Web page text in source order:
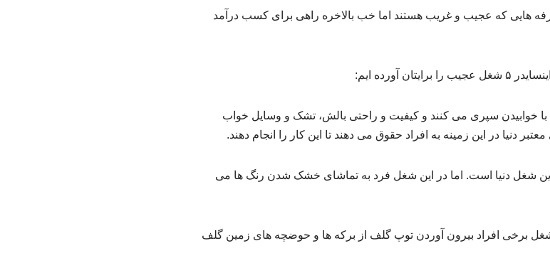
هایی که عجیب و غریب هستند اما خب بالاخره راهی برای کسب درآمد
آورده ایم:
با خوابیدن سپری می کنند و کیفیت و راحتی بالش، تشک و وسایل خواب
دنیا در این زمینه به افراد حقوق می دهند تا این کار را انجام دهند.
ترین شغل دنیا است. اما در این شغل فرد به تماشای خشک شدن رنگ ها می
برخی افراد بیرون آوردن توپ گلف از برکه ها و حوضچه های زمین گلف